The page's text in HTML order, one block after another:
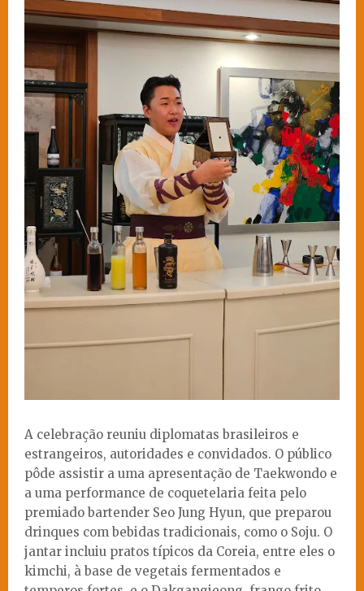
A celebração reuniu diplomatas brasileiros e
estrangeiros, autoridades e convidados. O público
pôde assistir a uma apresentação de Taekwondo e
a uma performance de coquetelaria feita pelo
premiado bartender Seo Jung Hyun, que preparou
drinques com bebidas tradicionais, como o Soju. O
jantar incluiu pratos típicos da Coreia, entre eles o
kimchi, à base de vegetais fermentados e